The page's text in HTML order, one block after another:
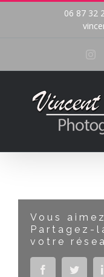
06 87 32
Vous
Partagez-
votre
Facebook